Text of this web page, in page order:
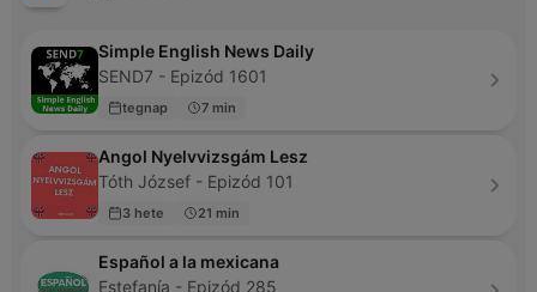
Simple English News Daily
SEND7 - Epizód 1601
tegnap 7 min
Angol Nyelvvizsgám Lesz
Tóth József - Epizód 101
3 hete 21 min
Español a la mexicana
Estefanía - Epizód 285